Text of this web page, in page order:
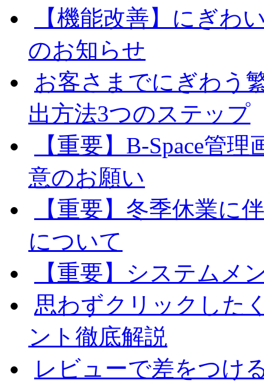
【機能改善】にぎわ
のお知らせ
お客さまでにぎわう
出方法3つのステップ
【重要】B-Space管
意のお願い
【重要】冬季休業に
について
【重要】システムメ
思わずクリックした
ント徹底解説
レビューで差をつけ